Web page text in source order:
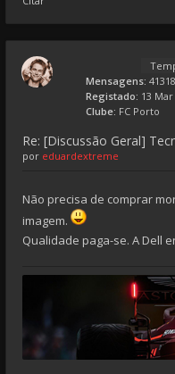
Mensagens: 41318
Registado: 13 Mar
Clube: FC Porto
Re: [Discussão Geral]
por eduardextreme
Não precisa de comprar
imagem.
Qualidade paga-se. A Dell